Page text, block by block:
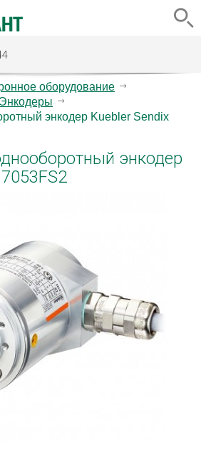
оборудование
Энкодеры
энкодер Kuebler Sendix
энкодер